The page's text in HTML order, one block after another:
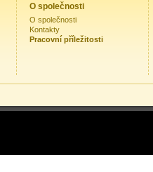
O společnosti
O společnosti
Kontakty
Pracovní příležitosti